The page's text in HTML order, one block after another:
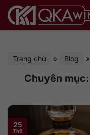
qua
Trang chủ » Blog »
Chuyên mục:
25
Th8